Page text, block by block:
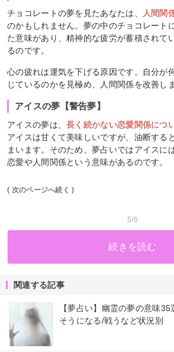
チョコレートの夢を見たあなたは、
人間関
のかもしれません。夢の中のチョコレート
た意味があり、精神的な疲労が蓄積されて
るのです。
心の疲れは運気を下げる原因です。自分が
じているのかを見極め、人間関係を改善し
アイスの夢【警告夢】
アイスの夢は、長く続かない恋愛関係につ
アイスは甘くて美味しいですが、油断する
まいます。そのため、夢占いではアイスに
恋愛や人間関係という意味があるのです。
( 次のページへ続く )
5/6
続きを読む
関連する記事
【夢占い】幽霊の夢の意味
そうになる/戦うなど状況別